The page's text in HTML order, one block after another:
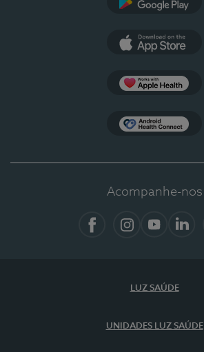
Acompanhe-nos
LUZ SAÚDE
UNIDADES LUZ SAÚDE